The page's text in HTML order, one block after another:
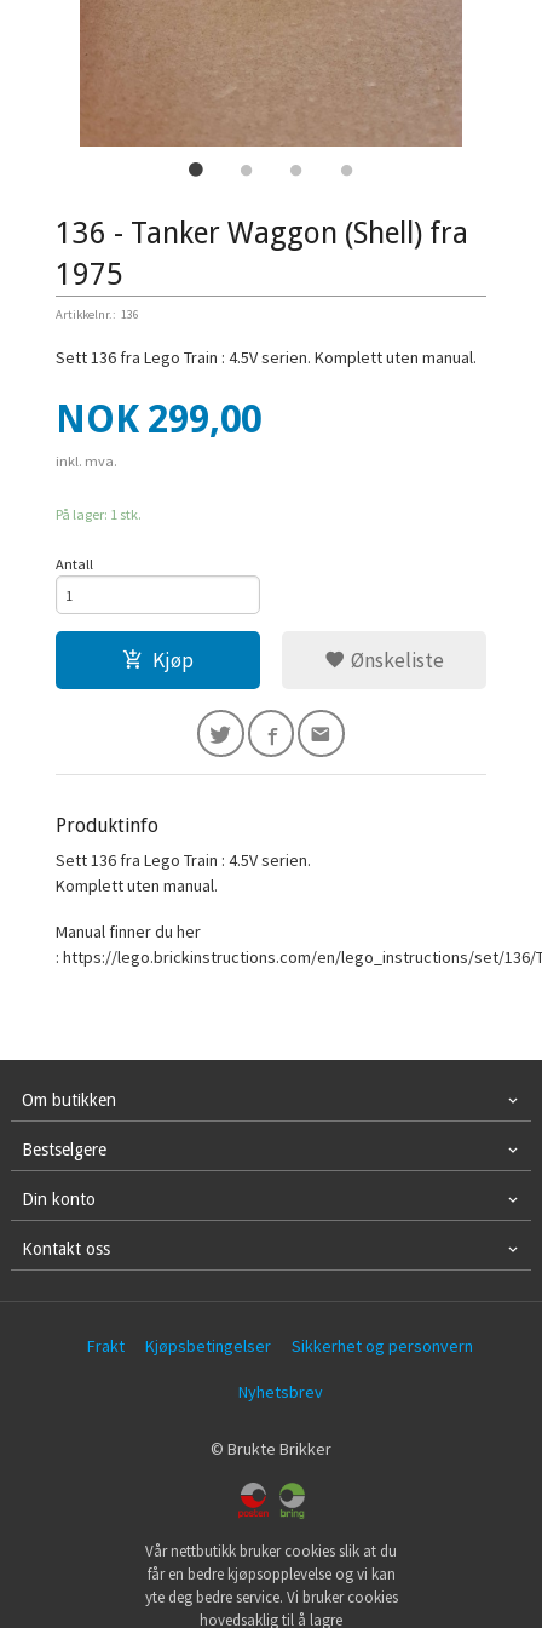
136 - Tanker Waggon (Shell) fra
1975
Artikkelnr.: 136
Sett 136 fra Lego Train : 4.5V serien. Komplett uten manual.
Pris
NOK 299,00
inkl. mva.
På lager: 1 stk.
Antall
Kjøp Ønskeliste
Produktinfo
Sett 136 fra Lego Train : 4.5V serien.
Komplett uten manual.
Manual finner du her
: https://lego.brickinstructions.com/en/lego_instructions/set/136/
Om butikken
Bestselgere
Din konto
Kontakt oss
Frakt Kjøpsbetingelser Sikkerhet og personvern
Nyhetsbrev
© Brukte Brikker
Vår nettbutikk bruker cookies slik at du
får en bedre kjøpsopplevelse og vi kan
yte deg bedre service. Vi bruker cookies
hovedsaklig til å lagre